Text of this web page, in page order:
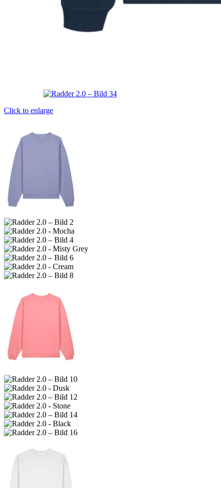
Click to enlarge